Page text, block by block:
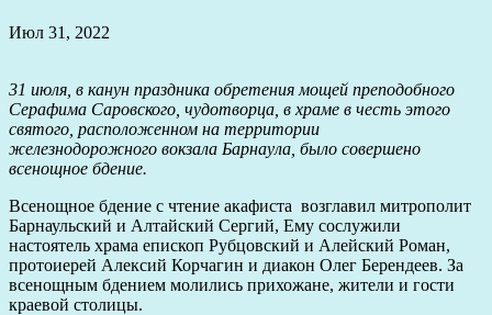
Июл 31, 2022
31 июля, в канун праздника обретения мощей преподобного
Серафима Саровского, чудотворца, в храме в честь этого
святого, расположенном на территории
железнодорожного вокзала Барнаула, было совершено
всенощное бдение.
Всенощное бдение с чтение акафиста возглавил митрополит
Барнаульский и Алтайский Сергий, Ему сослужили
настоятель храма епископ Рубцовский и Алейский Роман,
протоиерей Алексий Корчагин и диакон Олег Берендеев. За
всенощным бдением молились прихожане, жители и гости
краевой столицы.